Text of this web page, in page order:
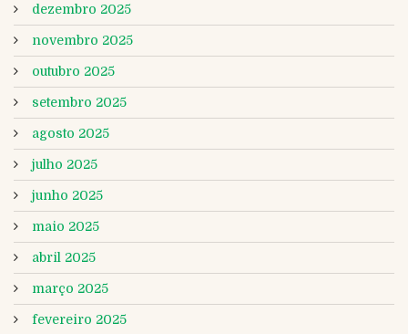
dezembro 2025
novembro 2025
outubro 2025
setembro 2025
agosto 2025
julho 2025
junho 2025
maio 2025
abril 2025
março 2025
fevereiro 2025